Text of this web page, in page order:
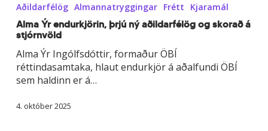
endurkjörin,
þrjú
ný
aðildarfélög
og
skorað
stjórnvöld
Aðildarfélög Almannatryggingar Frétt Kjaramál
Alma Ýr endurkjörin, þrjú ný aðildarfélög og skorað á
stjórnvöld
Alma Ýr Ingólfsdóttir, formaður ÖBÍ
réttindasamtaka, hlaut endurkjör á aðalfundi ÖBÍ
sem haldinn er á…
4. október 2025